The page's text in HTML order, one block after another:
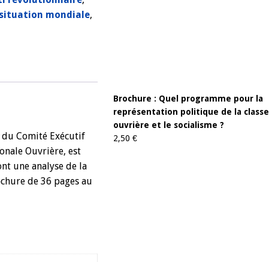
situation mondiale,
du Comité Exécutif
Ouvrière, est
une analyse de la
de 36 pages au
Brochure : Quel programme pour la
représentation politique de la classe
ouvrière et le socialisme ?
2,50 €